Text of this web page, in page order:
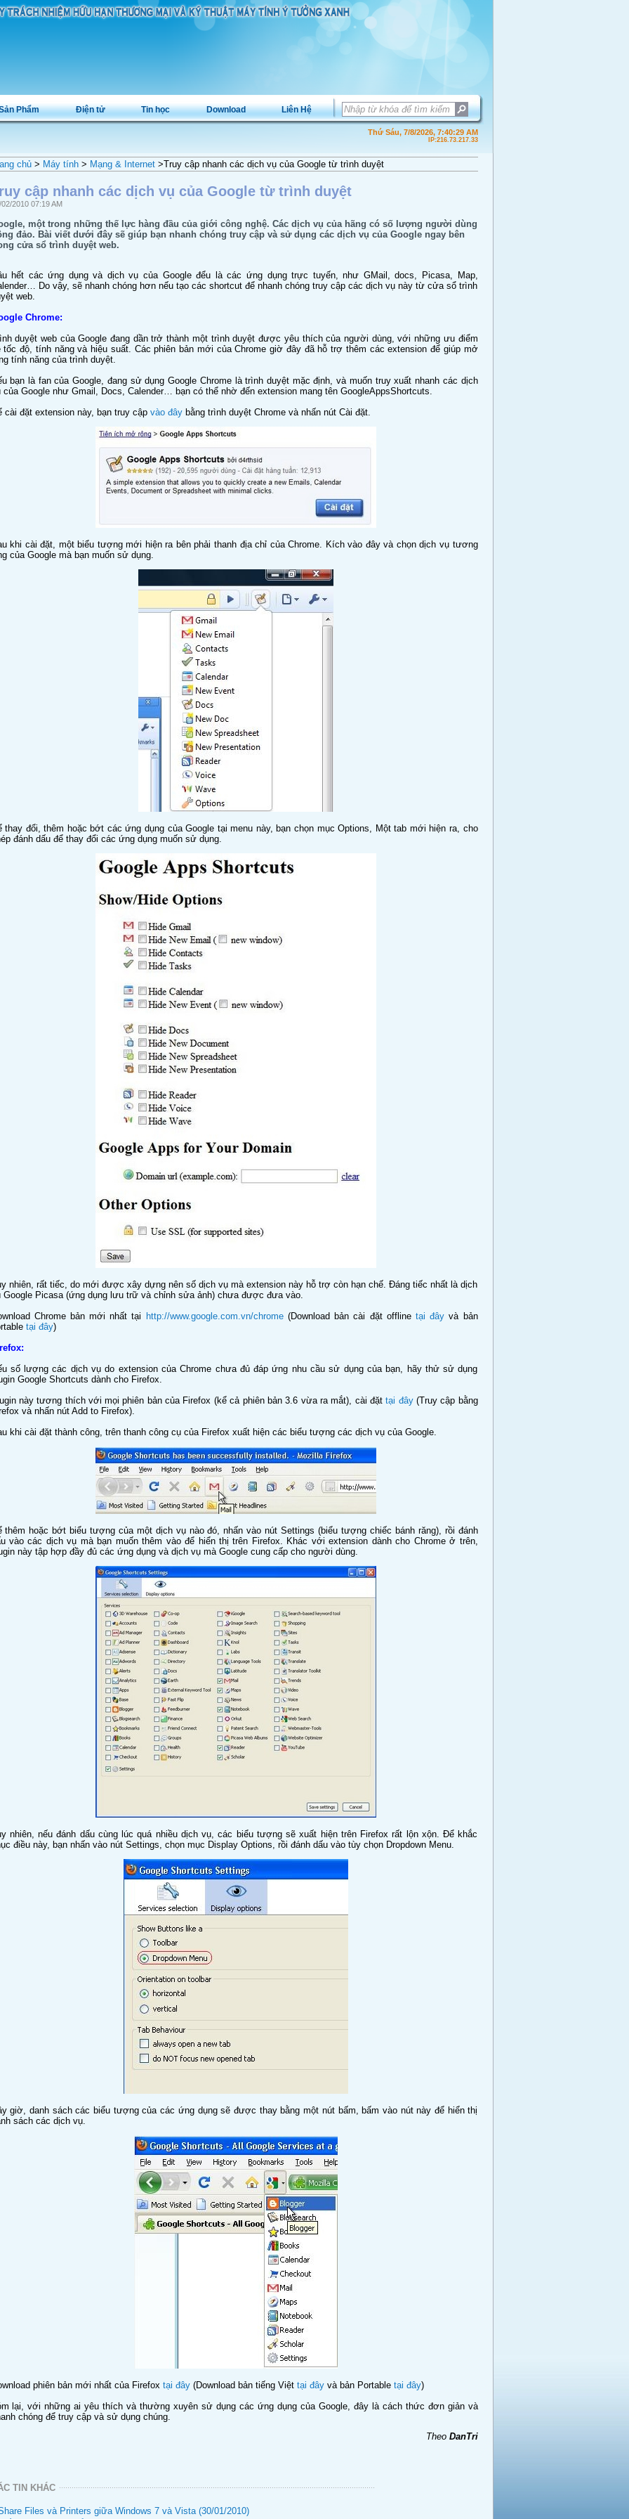
Phẩm Điện tử Tin học Download Liên Hệ
Thứ Sáu, 7/8/2026, 7:40:30 AM
IP:216.73.217.33
chủ > Máy tính > Mạng & Internet >Truy cập nhanh các dịch vụ của Google từ trình duyệt
cập nhanh các dịch vụ của Google từ trình duyệt
2010 07:19 AM
một trong những thế lực hàng đầu của giới công nghệ. Các dịch vụ của hãng có số lượng người dùng
đảo. Bài viết dưới đây sẽ giúp bạn nhanh chóng truy cập và sử dụng các dịch vụ của Google ngay bên
cửa sổ trình duyệt web.
hết các ứng dụng và dịch vụ của Google đểu là các ứng dụng trực tuyến, như GMail, docs, Picasa, Map,
Do vậy, sẽ nhanh chóng hơn nếu tạo các shortcut để nhanh chóng truy cập các dịch vụ này từ cửa sổ trình
web.
Chrome:
duyệt web của Google đang dần trở thành một trình duyệt được yêu thích của người dùng, với những ưu điểm
tốc độ, tính năng và hiệu suất. Các phiên bản mới của Chrome giờ đây đã hỗ trợ thêm các extension để giúp mở
tính năng của trình duyệt.
bạn là fan của Google, đang sử dụng Google Chrome là trình duyệt mặc định, và muốn truy xuất nhanh các dịch
của Google như Gmail, Docs, Calender… bạn có thể nhờ đến extension mang tên GoogleAppsShortcuts.
cài đặt extension này, bạn truy cập vào đâybằng trình duyệt Chrome và nhấn nút Cài đặt.
khi cài đặt, một biểu tượng mới hiện ra bên phải thanh địa chỉ của Chrome. Kích vào đây và chọn dịch vụ tương
của Google mà bạn muốn sử dụng.
thay đổi, thêm hoặc bớt các ứng dụng của Google tại menu này, bạn chọn mục Options, Một tab mới hiện ra, cho
đánh dấu để thay đổi các ứng dụng muốn sử dụng.
nhiên, rất tiếc, do mới được xây dựng nên số dịch vụ mà extension này hỗ trợ còn hạn chế. Đáng tiếc nhất là dịch
Google Picasa (ứng dụng lưu trữ và chỉnh sửa ảnh) chưa được đưa vào.
Chrome bản mới nhất tại
http://www.google.com.vn/chrome(Download bản cài đặt offline tại đây và bản
tại đây)
số lượng các dịch vụ do extension của Chrome chưa đủ đáp ứng nhu cầu sử dụng của bạn, hãy thử sử dụng
Google Shortcuts dành cho Firefox.
này tương thích với mọi phiên bản của Firefox (kể cả phiên bản 3.6 vừa ra mắt), cài đặttại đây(Truy cập bằng
và nhấn nút Add to Firefox).
khi cài đặt thành công, trên thanh công cụ của Firefox xuất hiện các biểu tượng các dịch vụ của Google.
thêm hoặc bớt biểu tượng của một dịch vụ nào đó, nhấn vào nút Settings (biểu tượng chiếc bánh răng), rồi đánh
vào các dịch vụ mà bạn muốn thêm vào để hiển thị trên Firefox. Khác với extension dành cho Chrome ở trên,
này tập hợp đầy đủ các ứng dụng và dịch vụ mà Google cung cấp cho người dùng.
nhiên, nếu đánh dấu cùng lúc quá nhiều dịch vụ, các biểu tượng sẽ xuất hiện trên Firefox rất lộn xộn. Để khắc
điều này, bạn nhấn vào nút Settings, chọn mục Display Options, rồi đánh dấu vào tùy chọn Dropdown Menu.
giờ, danh sách các biểu tượng của các ứng dụng sẽ được thay bằng một nút bấm, bấm vào nút này để hiển thị
sách các dịch vụ.
phiên bản mới nhất của Firefox tại đây(Download bản tiếng Việt tại đâyvà bản Portable tại đây)
lại, với những ai yêu thích và thường xuyên sử dụng các ứng dụng của Google, đây là cách thức đơn giản và
chóng để truy cập và sử dụng chúng.
Theo DanTri
TIN KHÁC
Files và Printers giữa Windows 7 và Vista (30/01/2010)